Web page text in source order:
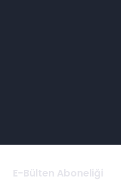
E-Bülten Aboneliği